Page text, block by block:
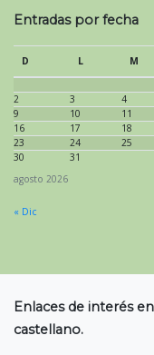
Entradas por fecha
agosto 2026
D L M
2
3 4
9
10 11
16
17 18
23
24 25
30
31
« Dic
Enlaces de interés
castellano.